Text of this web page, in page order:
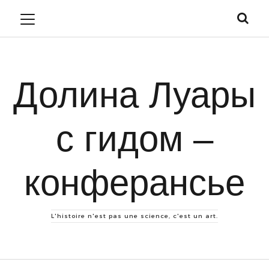
Долина Луары
с гидом –
конферансье
L'histoire n'est pas une science, c'est un art.